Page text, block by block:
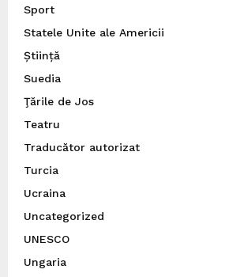
Sport
Statele Unite ale Americii
Știință
Suedia
Ţările de Jos
Teatru
Traducător autorizat
Turcia
Ucraina
Uncategorized
UNESCO
Ungaria